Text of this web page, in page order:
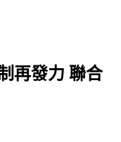
再發力 聯合